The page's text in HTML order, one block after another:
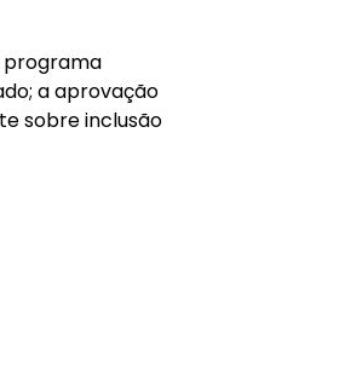
programa
a aprovação
sobre inclusão